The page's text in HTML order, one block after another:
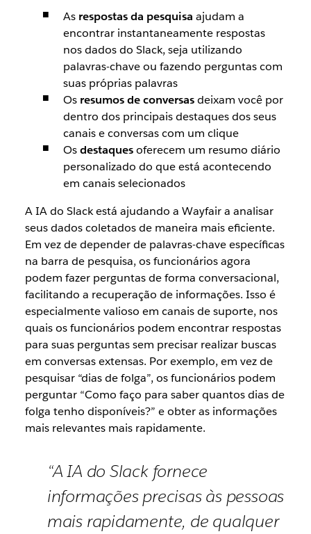
As respostas da pesquisa ajudam a
encontrar instantaneamente respostas
nos dados do Slack, seja utilizando
palavras-chave ou fazendo perguntas com
suas próprias palavras
Os resumos de conversasdeixam você por
dentro dos principais destaques dos seus
canais e conversas com um clique
Osdestaquesoferecem um resumo diário
personalizado do que está acontecendo
em canais selecionados
A IA do Slack está ajudando a Wayfair a analisar
seus dados coletados de maneira mais eficiente.
Em vez de depender de palavras-chave específicas
na barra de pesquisa, os funcionários agora
podem fazer perguntas de forma conversacional,
facilitando a recuperação de informações. Isso é
especialmente valioso em canais de suporte, nos
quais os funcionários podem encontrar respostas
para suas perguntas sem precisar realizar buscas
em conversas extensas. Por exemplo, em vez de
pesquisar “dias de folga”, os funcionários podem
perguntar “Como faço para saber quantos dias de
folga tenho disponíveis?” e obter as informações
mais relevantes mais rapidamente.
“A IA do Slack fornece
informações precisas às pessoas
mais rapidamente, de qualquer